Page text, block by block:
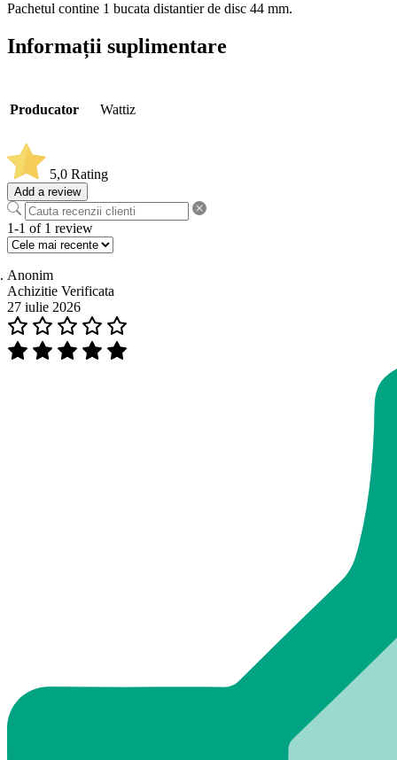
Pachetul contine 1 bucata distantier de disc 44 mm.
Informații suplimentare
Producator Wattiz
5,0 Rating
Add a review
1-1 of 1 review
Anonim
Achizitie Verificata
27 iulie 2026